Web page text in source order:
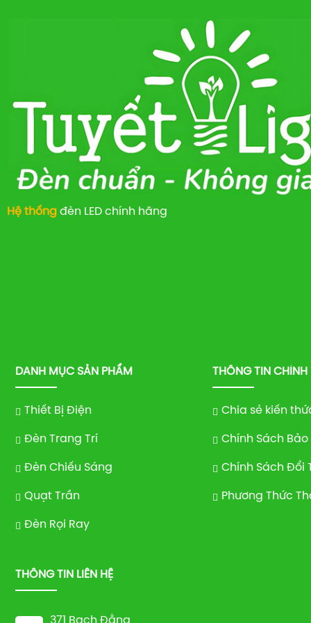
Hệ thống đèn LED chính hãng
DANH MỤC SẢN PHẨM
Thiết Bị Điện
Đèn Trang Trí
Đèn Chiếu Sáng
Quạt Trần
Đèn Rọi Ray
THÔNG TIN CHÍNH
Chia sẻ kiến
Chính Sách Bảo
Chính Sách Đổi
Phương Thức
THÔNG TIN LIÊN HỆ
371 Bạch Đằng